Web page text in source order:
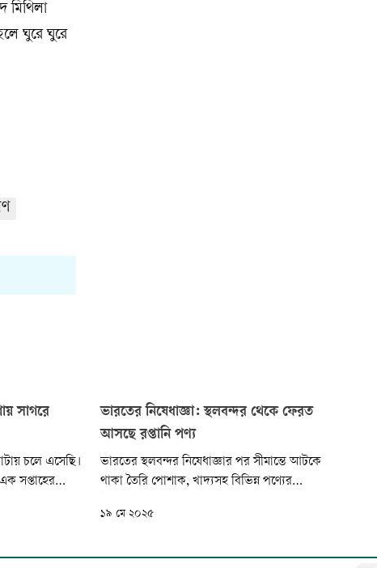
মিথিলা
ঘুরে ঘুরে
সাগরে
চলে এসেছি।
সপ্তাহের
কথাগুলো
বরগুনার
ভারতের নিষেধাজ্ঞা: স্থলবন্দর থেকে ফেরত
আসছে রপ্তানি পণ্য
ভারতের স্থলবন্দর নিষেধাজ্ঞার পর সীমান্তে আটকে
থাকা তৈরি পোশাক, খাদ্যসহ বিভিন্ন পণ্যের
যেসব ট্রাক বন্দরে ঢুকে গিয়েছিল, সেগুলো ভারতে
ট্রাক ঢুকতে পারবে কি না, তা নিয়ে সংশয় আছে।
১৯ মে ২০২৫